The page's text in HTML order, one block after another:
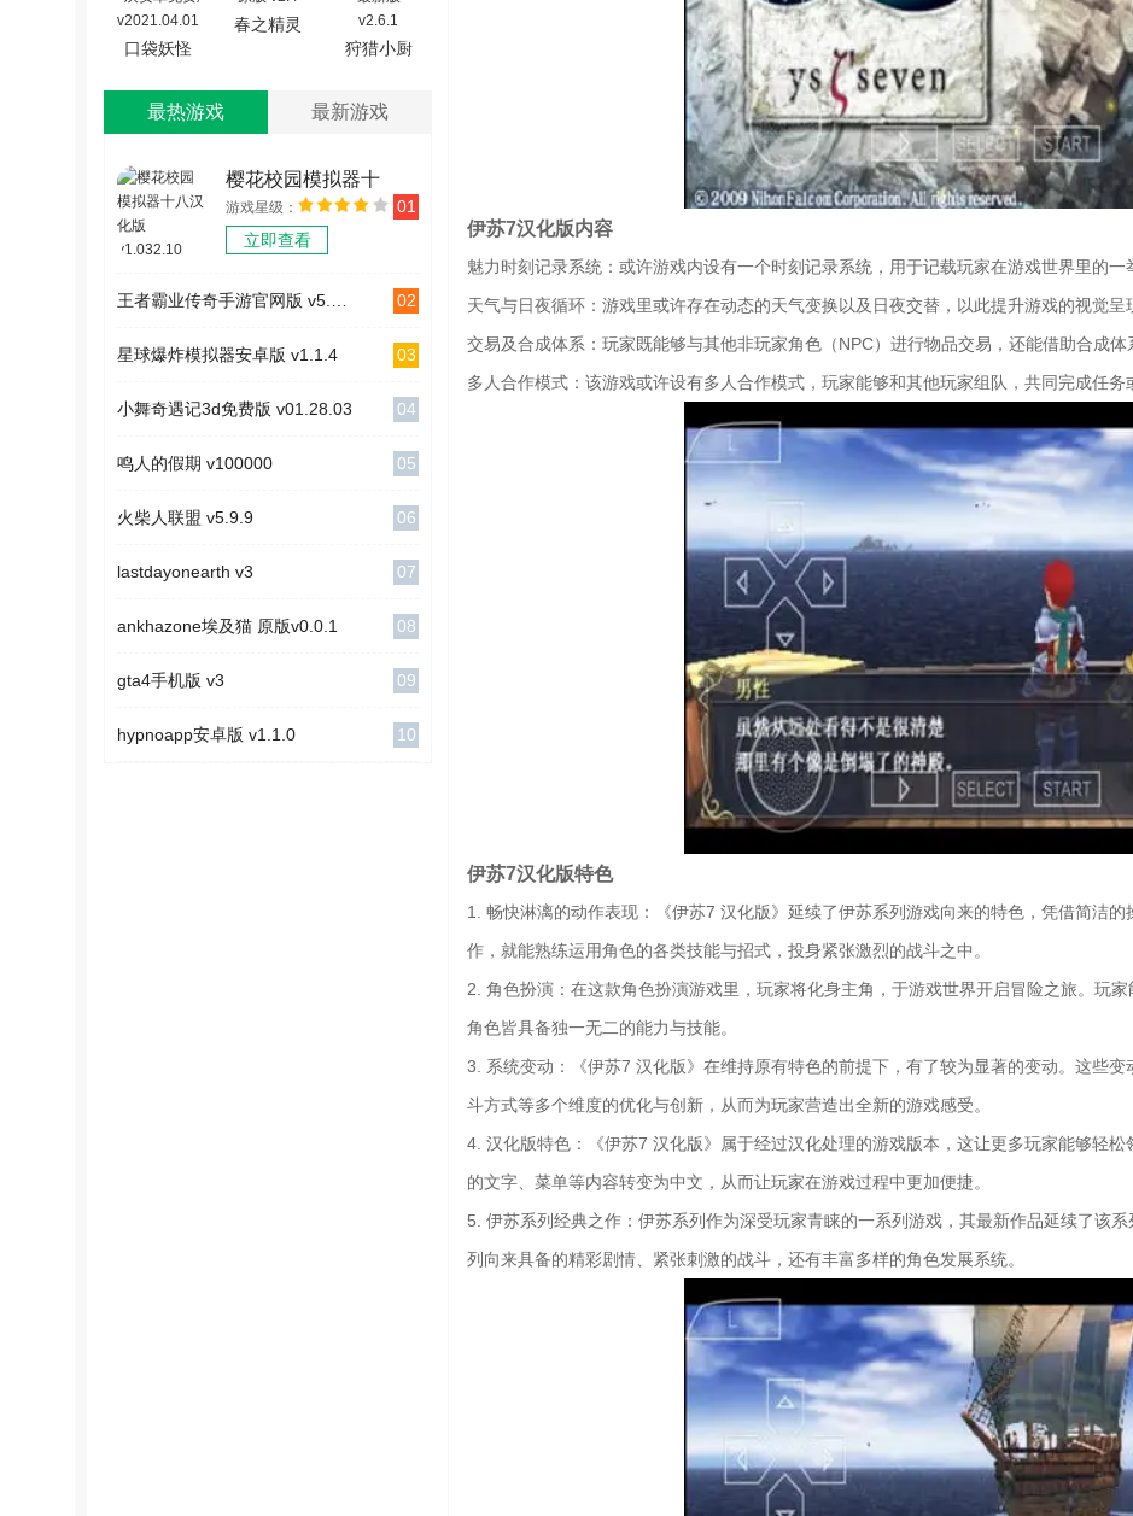
口袋妖怪
免费版
春之精灵
狩猎小厨
v2.6.1
最热游戏 最新游戏
樱花校园模拟器十
八汉化版 v1.032.10
游戏星级：
立即查看
01
02
星球爆炸模拟器安卓版 v1.1.4 03
小舞奇遇记3d免费版 v01.28.03 04
鸣人的假期 v100000 05
火柴人联盟 v5.9.9 06
lastdayonearth v3 07
ankhazone埃及猫 原版v0.0.1 08
gta4手机版 v3 09
hypnoapp安卓版 v1.1.0 10
伊苏7汉化版内容
魅力时刻记录系统：或许游戏内设有一个时刻记录系统，用于记载玩家在游戏世界里的一
天气与日夜循环：游戏里或许存在动态的天气变换以及日夜交替，以此提升游戏的视觉呈
交易及合成体系：玩家既能够与其他非玩家角色（NPC）进行物品交易，还能借助合成体
多人合作模式：该游戏或许设有多人合作模式，玩家能够和其他玩家组队，共同完成任务
伊苏7汉化版特色
1. 畅快淋漓的动作表现：《伊苏7 汉化版》延续了伊苏系列游戏向来的特色，凭借简洁
作，就能熟练运用角色的各类技能与招式，投身紧张激烈的战斗之中。
2. 角色扮演：在这款角色扮演游戏里，玩家将化身主角，于游戏世界开启冒险之旅。玩
角色皆具备独一无二的能力与技能。
3. 系统变动：《伊苏7 汉化版》在维持原有特色的前提下，有了较为显著的变动。这些
斗方式等多个维度的优化与创新，从而为玩家营造出全新的游戏感受。
4. 汉化版特色：《伊苏7 汉化版》属于经过汉化处理的游戏版本，这让更多玩家能够轻
的文字、菜单等内容转变为中文，从而让玩家在游戏过程中更加便捷。
5. 伊苏系列经典之作：伊苏系列作为深受玩家青睐的一系列游戏，其最新作品延续了该
列向来具备的精彩剧情、紧张刺激的战斗，还有丰富多样的角色发展系统。